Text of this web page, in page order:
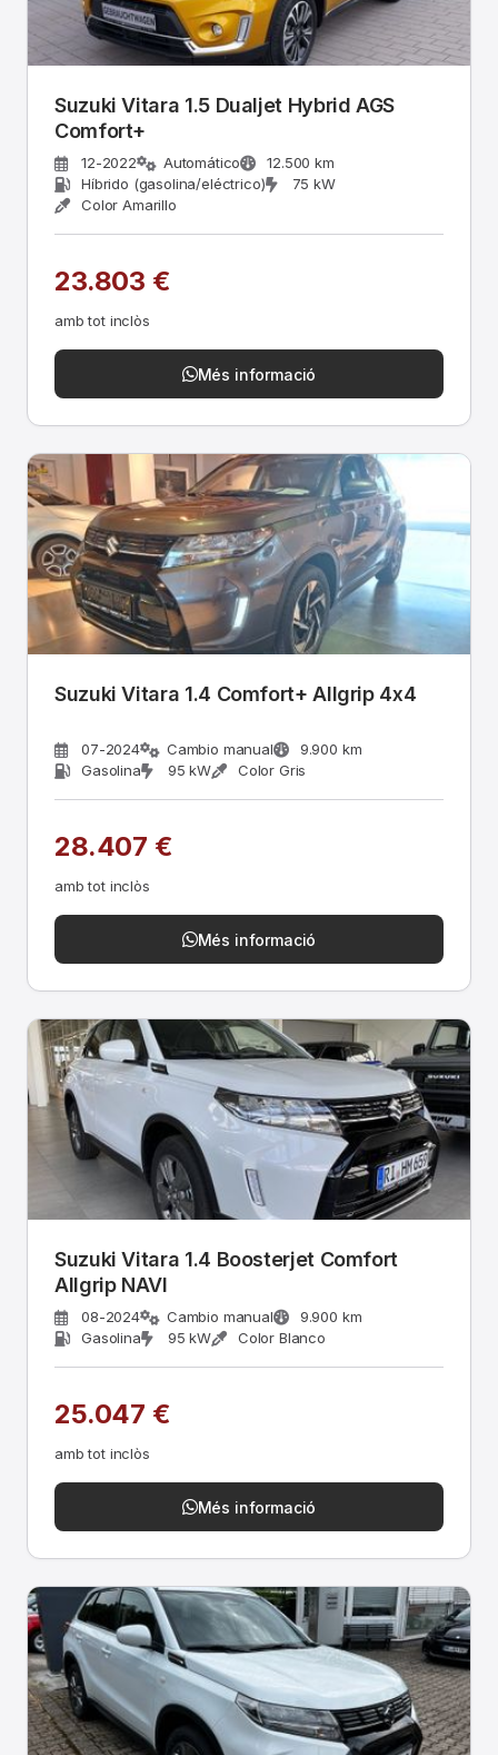
Suzuki Vitara 1.5 Dualjet Hybrid AGS
Comfort+
12-2022 Automático
12.500 km
Híbrido (gasolina/eléctrico)
75 kW
Color Amarillo
23.803 €
amb tot inclòs
Més informació
Suzuki Vitara 1.4 Comfort+ Allgrip 4x4
07-2024 Cambio manual
9.900 km
Gasolina
95 kW Color Gris
28.407 €
amb tot inclòs
Més informació
Suzuki Vitara 1.4 Boosterjet Comfort
Allgrip NAVI
08-2024 Cambio manual
9.900 km
Gasolina
95 kW Color Blanco
25.047 €
amb tot inclòs
Més informació